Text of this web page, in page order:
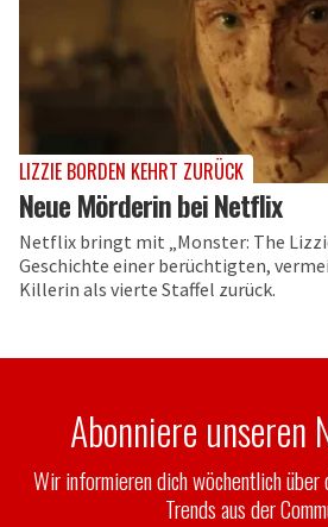
LIZZIE BORDEN KEHRT ZURÜCK
Neue Mörderin bei Netflix
Netflix bringt mit „Monster: The
Geschichte einer berüchtigten,
Killerin als vierte Staffel zurück.
Abonniere unseren
Wir informieren dich wöchentlich über
Trends aus der